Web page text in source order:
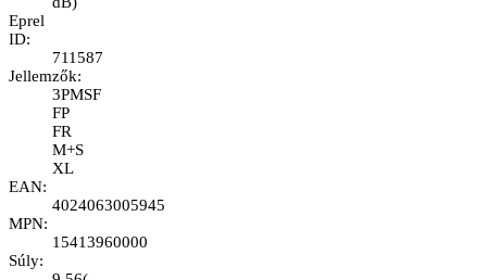
Eprel
ID:
711587
Jellemzők:
3PMSF
FP
FR
M+S
XL
EAN:
4024063005945
MPN:
15413960000
Súly: